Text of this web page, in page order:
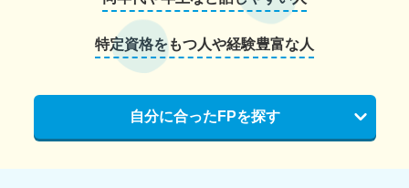
特定資格をもつ人や経験豊富な人
自分に合ったFPを探す